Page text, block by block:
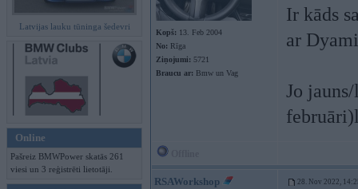
Latvijas lauku tūninga šedevri
Online
Pašreiz BMWPower skatās 261
viesi un 3 reģistrēti lietotāji.
Kopš: 13. Feb 2004
No: Rīga
Ziņojumi: 5721
Braucu ar: Bmw un Vag
Ir kāds
ar
Jo
RSAWorkshop 28. Nov 2022,